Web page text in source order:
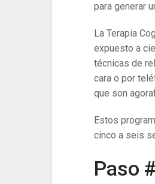
para generar
La Terapia
expuesto a
técnicas de
cara o por
que son
Estos
cinco a seis
Paso